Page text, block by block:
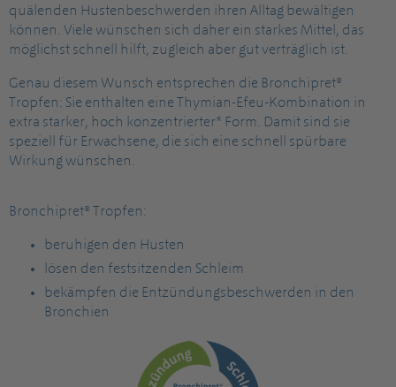
quälenden Hustenbeschwerden ihren Alltag bewältigen
können. Viele wünschen sich daher ein starkes Mittel, das
möglichst schnell hilft, zugleich aber gut verträglich ist.
Genau diesem Wunsch entsprechen die Bronchipret®
Tropfen: Sie enthalten eine Thymian-Efeu-Kombination in
extra starker, hoch konzentrierter* Form. Damit sind sie
speziell für Erwachsene, die sich eine schnell spürbare
Wirkung wünschen.
Bronchipret® Tropfen:
beruhigen den Husten
lösen den festsitzenden Schleim
bekämpfen die Entzündungsbeschwerden in den
Bronchien